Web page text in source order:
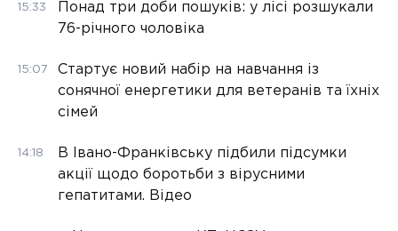
15:33
Понад три доби пошуків: у лісі розшукали
76-річного чоловіка
15:07
Стартує новий набір на навчання із
сонячної енергетики для ветеранів та їхніх
сімей
14:18
В Івано-Франківську підбили підсумки
акції щодо боротьби з вірусними
гепатитами. Відео